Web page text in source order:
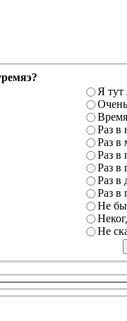
Я тут
Раз в
Раз в
Раз в
Раз в
Раз в
Раз в
Не
Не